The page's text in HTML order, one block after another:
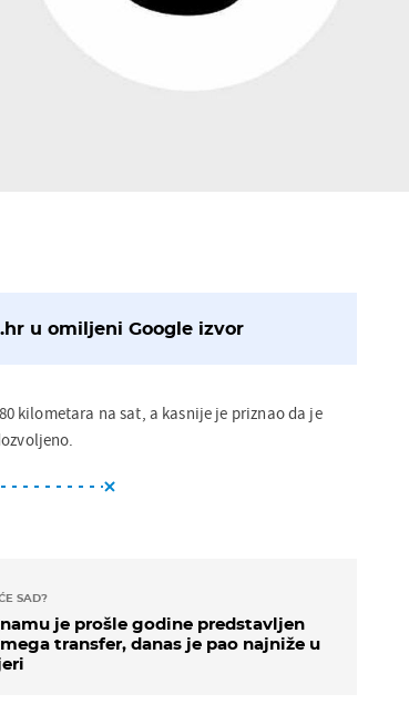
u omiljeni Google izvor
kilometara na sat, a kasnije je priznao da je
SAD?
je prošle godine predstavljen
transfer, danas je pao najniže u